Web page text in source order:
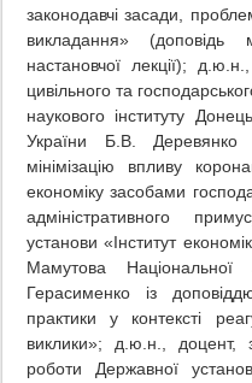
законодавчі засади,
викладання» (доповідь
настановчої лекції);
цивільного та
наукового інституту
України Б.В.
мінімізацію впливу
економіку засобами
адміністративного
установи «Інститут
Мамутова
Герасименко із
практики у контексті
виклики»; д.ю.н., доцент,
роботи Державної